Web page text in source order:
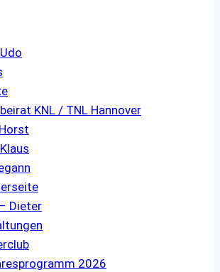
KNL / TNL Hannover
Dieter
2026